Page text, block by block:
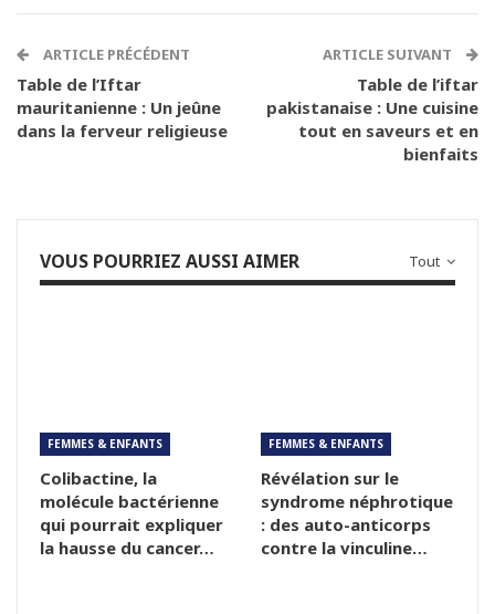
ARTICLE PRÉCÉDENT
Table de l’Iftar
mauritanienne : Un jeûne
dans la ferveur religieuse
ARTICLE SUIVANT
Table de l’iftar
pakistanaise : Une cuisine
tout en saveurs et en
bienfaits
Tout
VOUS POURRIEZ AUSSI AIMER
FEMMES & ENFANTS
Colibactine, la
molécule bactérienne
qui pourrait expliquer
la hausse du cancer…
FEMMES & ENFANTS
Révélation sur le
syndrome néphrotique
: des auto-anticorps
contre la vinculine…